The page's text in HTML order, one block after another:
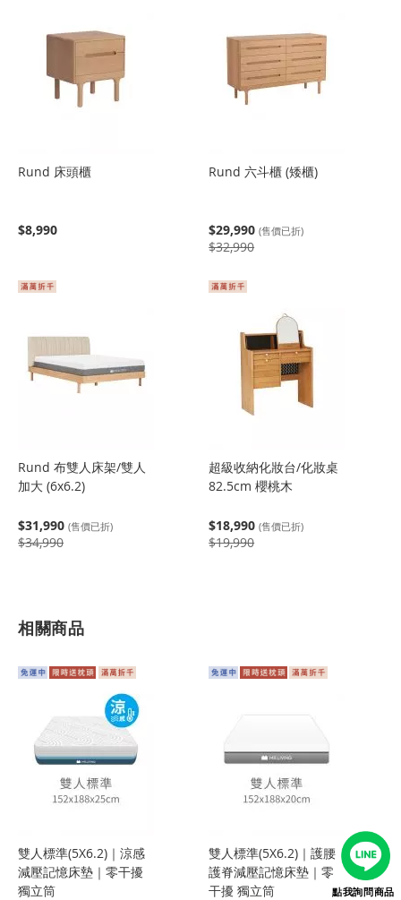
Rund 床頭櫃
$8,990
Rund 六斗櫃 (矮櫃)
$29,990 (售價已折)
$32,990
Rund 布雙人床架/雙人
加大 (6x6.2)
$31,990 (售價已折)
$34,990
超級收納化妝台/化妝桌
82.5cm 櫻桃木
$18,990 (售價已折)
$19,990
相關商品
雙人標準(5X6.2)｜涼感
減壓記憶床墊｜零干擾
獨立筒
雙人標準(5X6.2)｜護腰
護脊減壓記憶床墊｜零
干擾 獨立筒
點我詢問商品